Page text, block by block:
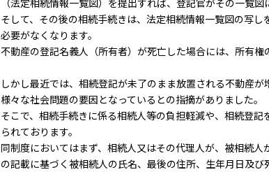
（法定相続情報一覧図）を提出すれば、登記官がその一覧
そして、その後の相続手続きは、法定相続情報一覧図の写
必要がなくなります。
不動産の登記名義人（所有者）が死亡した場合には、所有権
しかし最近では、相続登記が未了のまま放置される不動産
様々な社会問題の要因となっているとの指摘がありました。
そこで、相続手続きに係る相続人等の負担軽減や、相続登
られております。
同制度においてはまず、相続人又はその代理人が、被相続
の記載に基づく被相続人の氏名、最後の住所、生年月日及